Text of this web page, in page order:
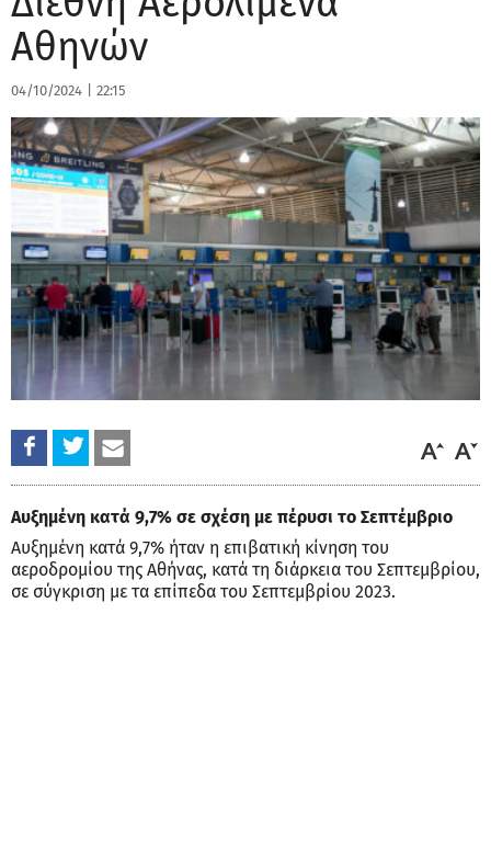
Αθηνών
04/10/2024 22:15
Αυξημένη κατά 9,7% σε σχέση με πέρυσι το Σεπτέμβριο
Αυξημένη κατά 9,7% ήταν η επιβατική κίνηση του
αεροδρομίου της Αθήνας, κατά τη διάρκεια του Σεπτεμβρίου,
σε σύγκριση με τα επίπεδα του Σεπτεμβρίου 2023.